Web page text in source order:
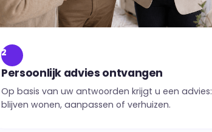
2
Persoonlijk advies ontvangen
Op basis van uw antwoorden krijgt u een advies:
blijven wonen, aanpassen of verhuizen.